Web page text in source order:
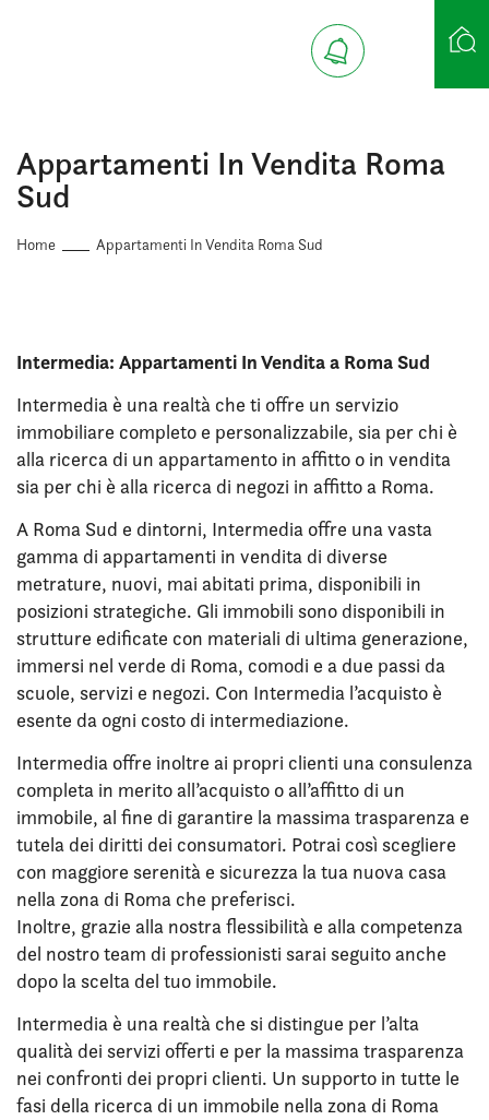
Appartamenti In Vendita Roma
Sud
Home Appartamenti In Vendita Roma Sud
Intermedia: Appartamenti In Vendita a Roma Sud
Intermedia è una realtà che ti offre un servizio
immobiliare completo e personalizzabile, sia per chi è
alla ricerca di un appartamento in affitto o in vendita
sia per chi è alla ricerca di negozi in affitto a Roma.
A Roma Sud e dintorni, Intermedia offre una vasta
gamma di appartamenti in vendita di diverse
metrature, nuovi, mai abitati prima, disponibili in
posizioni strategiche. Gli immobili sono disponibili in
strutture edificate con materiali di ultima generazione,
immersi nel verde di Roma, comodi e a due passi da
scuole, servizi e negozi. Con Intermedia l’acquisto è
esente da ogni costo di intermediazione.
Intermedia offre inoltre ai propri clienti una consulenza
completa in merito all’acquisto o all’affitto di un
immobile, al fine di garantire la massima trasparenza e
tutela dei diritti dei consumatori. Potrai così scegliere
con maggiore serenità e sicurezza la tua nuova casa
nella zona di Roma che preferisci.
Inoltre, grazie alla nostra flessibilità e alla competenza
del nostro team di professionisti sarai seguito anche
dopo la scelta del tuo immobile.
Intermedia è una realtà che si distingue per l’alta
qualità dei servizi offerti e per la massima trasparenza
nei confronti dei propri clienti. Un supporto in tutte le
fasi della ricerca di un immobile nella zona di Roma